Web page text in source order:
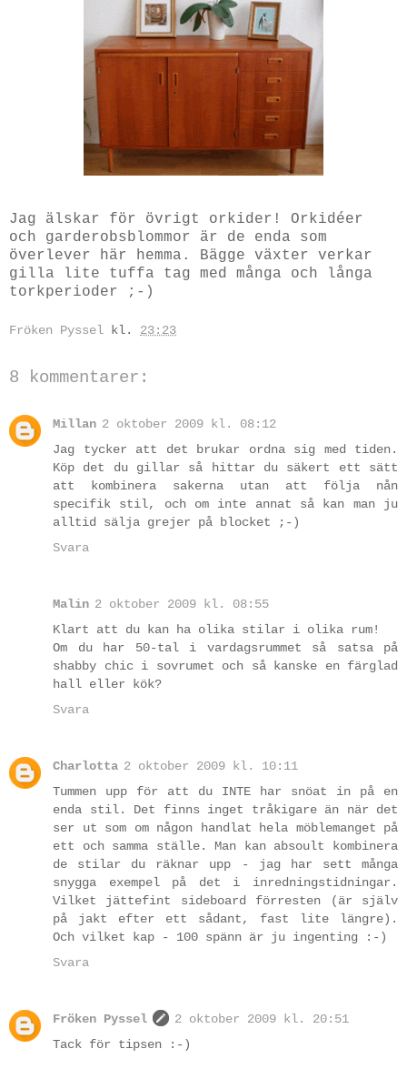
Jag älskar för övrigt orkider! Orkidéer
och garderobsblommor är de enda som
överlever här hemma. Bägge växter verkar
gilla lite tuffa tag med många och långa
torkperioder ;-)
Fröken Pyssel kl. 23:23
8 kommentarer:
Millan 2 oktober 2009 kl. 08:12
Jag tycker att det brukar ordna sig med tiden.
Köp det du gillar så hittar du säkert ett sätt
att kombinera sakerna utan att följa nån
specifik stil, och om inte annat så kan man ju
alltid sälja grejer på blocket ;-)
Svara
Malin 2 oktober 2009 kl. 08:55
Klart att du kan ha olika stilar i olika rum!
Om du har 50-tal i vardagsrummet så satsa på
shabby chic i sovrumet och så kanske en färglad
hall eller kök?
Svara
Charlotta 2 oktober 2009 kl. 10:11
Tummen upp för att du INTE har snöat in på en
enda stil. Det finns inget tråkigare än när det
ser ut som om någon handlat hela möblemanget på
ett och samma ställe. Man kan absoult kombinera
de stilar du räknar upp - jag har sett många
snygga exempel på det i inredningstidningar.
Vilket jättefint sideboard förresten (är själv
på jakt efter ett sådant, fast lite längre).
Och vilket kap - 100 spänn är ju ingenting :-)
Svara
Fröken Pyssel
2 oktober 2009 kl. 20:51
Tack för tipsen :-)